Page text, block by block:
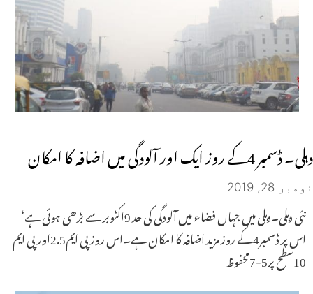
دہلی۔ ڈسمبر 4کے روز ایک اور آلودگی میں اضافہ کا امکان
نومبر 28, 2019
نئی دہلی۔دہلی میں جہاں فضاء میں آلودگی کی حد 9اکٹوبر سے بڑھی ہوئی ہے‘
اس پر ڈسمبر4کے روز مزید اضافہ کا امکان ہے۔اس روز پی ایم2.5اور پی ایم
10سطح پر5-7محفوظ